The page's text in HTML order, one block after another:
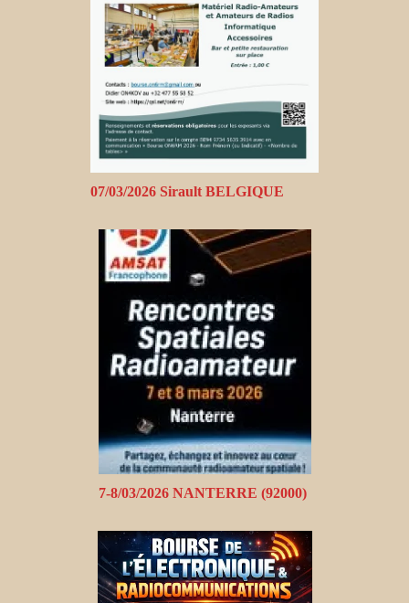
07/03/2026 Sirault BELGIQUE
7-8/03/2026 NANTERRE (92000)